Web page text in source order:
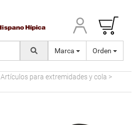
Marca Orden
Artículos para extremidades y cola >